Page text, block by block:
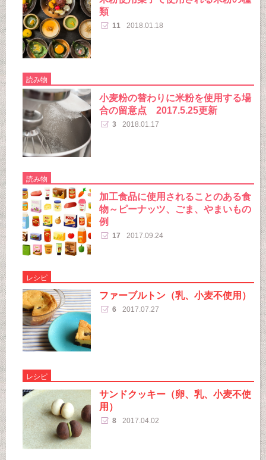
類
11 2018.01.18
読み物
小麦粉の替わりに米粉を使用する場
合の留意点 2017.5.25更新
3 2018.01.17
読み物
加工食品に使用されることのある食
物～ピーナッツ、ごま、やまいもの
例
17 2017.09.24
レシピ
ファーブルトン（乳、小麦不使用）
6 2017.07.27
レシピ
サンドクッキー（卵、乳、小麦不使
用）
8 2017.04.02